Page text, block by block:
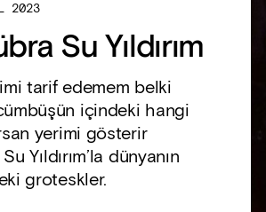
2023
Su Yıldırım
tarif edemem belki
içindeki hangi
yerimi gösterir
Yıldırım’la dünyanın
groteskler.